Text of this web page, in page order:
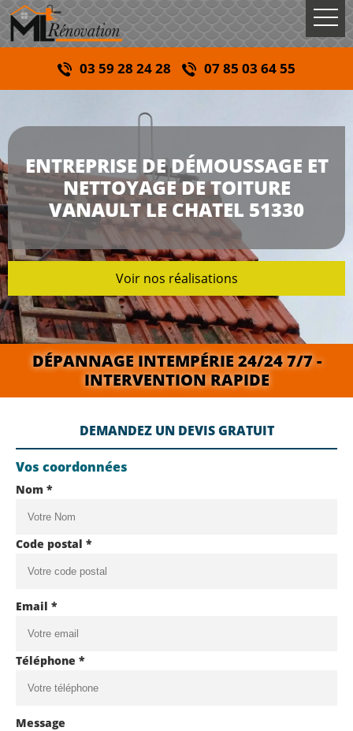
03 59 28 24 28 07 85 03 64 55
ENTREPRISE DE DÉMOUSSAGE ET
NETTOYAGE DE TOITURE
VANAULT LE CHATEL 51330
Voir nos réalisations
DÉPANNAGE INTEMPÉRIE 24/24 7/7 -
INTERVENTION RAPIDE
DEMANDEZ UN DEVIS GRATUIT
Vos coordonnées
Nom *
Code postal *
Email *
Téléphone *
Message